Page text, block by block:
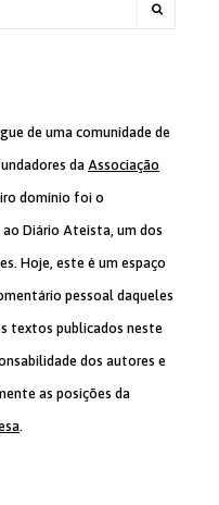
de uma comunidade de
daAssociação
domínio foi o
Diário Ateísta, um dos
Hoje, este é um espaço
pessoal daqueles
textos publicados neste
dos autores e
as posições da
.